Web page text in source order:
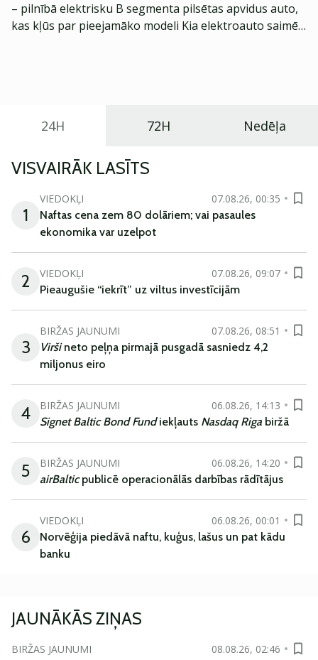
– pilnībā elektrisku B segmenta pilsētas apvidus auto,
kas kļūs par pieejamāko modeli Kia elektroauto saimē
24H 72H Nedēļa
VISVAIRĀK LASĪTS
1
VIEDOKĻI
07.08.26, 00:35
Naftas cena zem 80 dolāriem; vai pasaules
ekonomika var uzelpot
2 VIEDOKĻI
07.08.26, 09:07
Pieaugušie “iekrīt” uz viltus investīcijām
3
BIRŽAS JAUNUMI
07.08.26, 08:51
Viršineto peļņa pirmajā pusgadā sasniedz 4,2
miljonus eiro
4 BIRŽAS JAUNUMI
06.08.26, 14:13
Signet Baltic Bond Fundiekļauts Nasdaq Riga biržā
5 BIRŽAS JAUNUMI
06.08.26, 14:20
airBalticpublicē operacionālās darbības rādītājus
6
VIEDOKĻI
06.08.26, 00:01
Norvēģija piedāvā naftu, kuģus, lašus un pat kādu
banku
JAUNĀKĀS ZIŅAS
BIRŽAS JAUNUMI
08.08.26, 02:46